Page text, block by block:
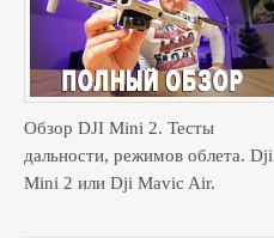
Обзор DJI Mini 2. Тесты
дальности, режимов облета. Dji
Mini 2 или Dji Mavic Air.